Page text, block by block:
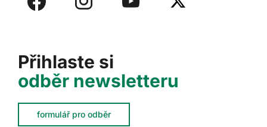
Přihlaste si
odběr newsletteru
formulář pro odběr